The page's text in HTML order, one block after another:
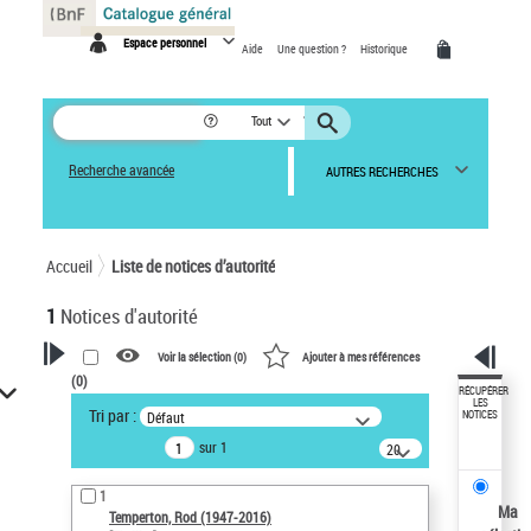
Espace personnel Aide Une question ? Historique
Tout
Recherche avancée AUTRES RECHERCHES
Accueil Liste de notices d’autorité
1 Notices d'autorité
VOTRE RECHERCHE
Recherche avancée dans les
notices d’autorité
Œuvres liées à l'auteur :
Temperton, Rod (1947-2016)
Voir la sélection (0) Ajouter à mes références
(0)
Tri par : Défaut
sur 1
20
résultats/page
1
Temperton, Rod (1947-2016)
RÉCUPÉRER
LES
NOTICES
Ma
Panneau de gestion des cookies